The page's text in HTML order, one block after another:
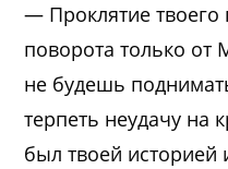
— Проклятие
поворота только
не будешь
терпеть неудачу на
был твоей